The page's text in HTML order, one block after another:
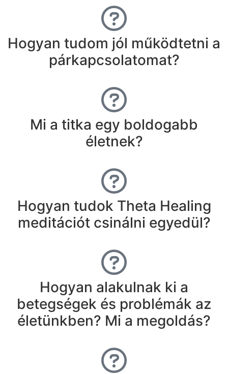
Hogyan tudom jól működtetni a
párkapcsolatomat?
Mi a titka egy boldogabb
életnek?
Hogyan tudok Theta Healing
meditációt csinálni egyedül?
Hogyan alakulnak ki a
betegségek és problémák az
életünkben? Mi a megoldás?